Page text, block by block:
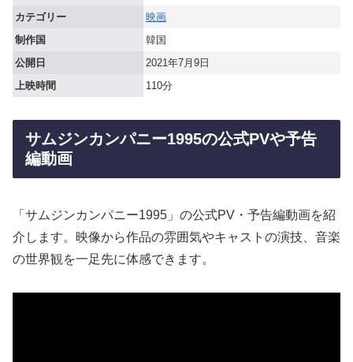
カテゴリー
映画
制作国
韓国
公開日
2021年7月9日
上映時間
110分
サムジンカンパニー1995の公式PVや予告
編動画
「サムジンカンパニー1995」の公式PV・予告編動画を紹
介します。映像から作品の雰囲気やキャストの演技、音楽
の世界観を一足先に体感できます。